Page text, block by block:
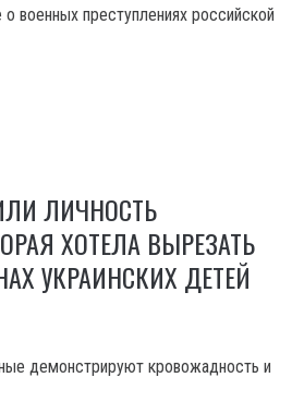
военных преступлениях российской
ЛИЧНОСТЬ
ХОТЕЛА ВЫРЕЗАТЬ
УКРАИНСКИХ ДЕТЕЙ
демонстрируют кровожадность и